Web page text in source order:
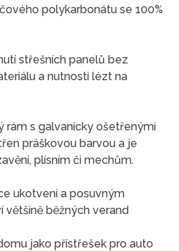
polykarbonátu se 100%
střešních panelů bez
a nutnosti lézt na
rám s galvanicky ošetřenými
práškovou barvou a je
plísním či mechům.
ukotvení a posuvným
většině běžných verand
jako přístřešek pro auto